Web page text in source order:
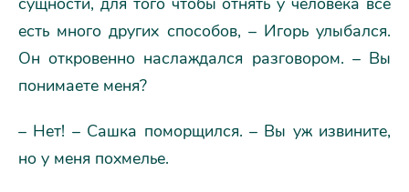
есть много других способов, – Игорь улыбался.
Он откровенно наслаждался разговором. – Вы
понимаете меня?
– Нет! – Сашка поморщился. – Вы уж извините,
но у меня похмелье.